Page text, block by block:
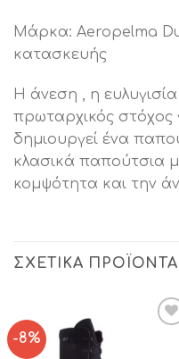
Μάρκα: Aeropelma
κατασκευής
Η άνεση , η
πρωταρχικός στόχος
δημιουργεί ένα
κλασικά παπούτσια
κομψότητα και την
ΣΧΕΤΙΚΆ ΠΡΟΪΌΝΤΑ
-8%